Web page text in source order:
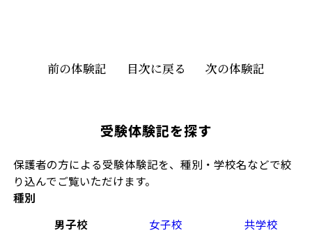
受験体験記を探す
保護者の方による受験体験記を、種別・学校名などで絞
り込んでご覧いただけます。
種別
男子校
女子校
共学校
前の体験記 目次に戻る 次の体験記